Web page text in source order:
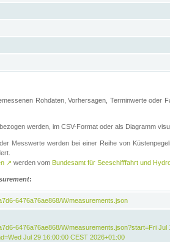
Rohdaten, Vorhersagen, Terminwerte
werden, im CSV-Format oder als Diagramm
Messwerte werden bei einer Reihe von
↗ werden vom Bundesamt für Seeschifffahrt und
:
6476a76ae868/W/measurements.json
6476a76ae868/W/measurements.json?start=Fri Jul
Jul 29 16:00:00 CEST 2026+01:00